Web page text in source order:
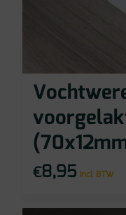
€8,95 incl BTW